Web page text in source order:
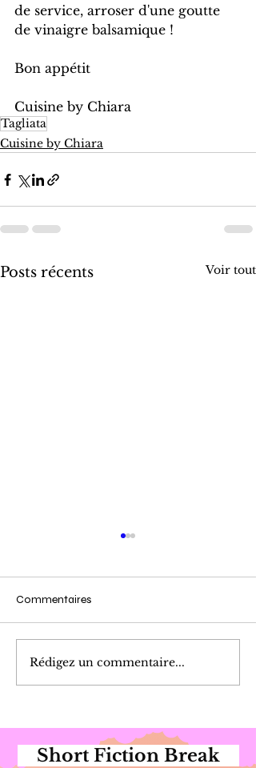
de service, arroser d'une goutte
de vinaigre balsamique !
Bon appétit
Cuisine by Chiara
Tagliata
Cuisine by Chiara
Posts récents Voir tout
Cueillette du Matin
Commentaires
Rédigez un commentaire...
Short Fiction Break